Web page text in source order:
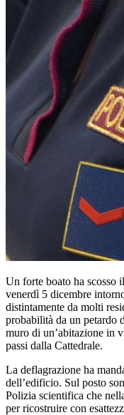
Un forte boato ha scosso
venerdì 5 dicembre
distintamente da molti
probabilità da un petardo
muro di un’abitazione in
passi dalla Cattedrale.
La deflagrazione ha
dell’edificio. Sul posto
Polizia scientifica che
per ricostruire con